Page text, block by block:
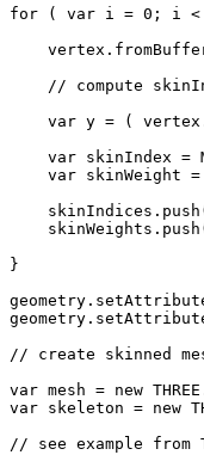
for ( var i = 0; i <
// compute
var y = (
var skinIndex =
var skinWeight
}
// create skinned
var mesh = new
var skeleton = new
// see example from